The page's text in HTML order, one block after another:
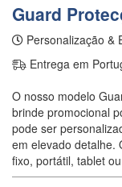
Guard
Personalização &
Entrega em
O nosso modelo
brinde promocional
pode ser
em elevado detalhe.
fixo, portátil, tablet